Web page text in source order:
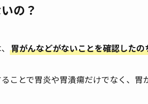
の？
胃がんなどがないことを確認した
ことで胃炎や胃潰瘍だけでなく、胃